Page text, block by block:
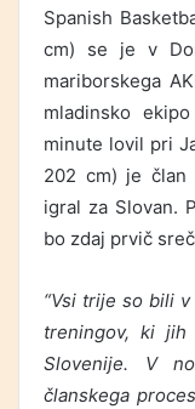
Spanish
cm) se je v
mariborskega
mladinsko
minute lovil pri
202 cm) je član
igral za Slovan.
bo zdaj prvič
“Vsi trije so bili
treningov, ki jih
Slovenije. V
članskega